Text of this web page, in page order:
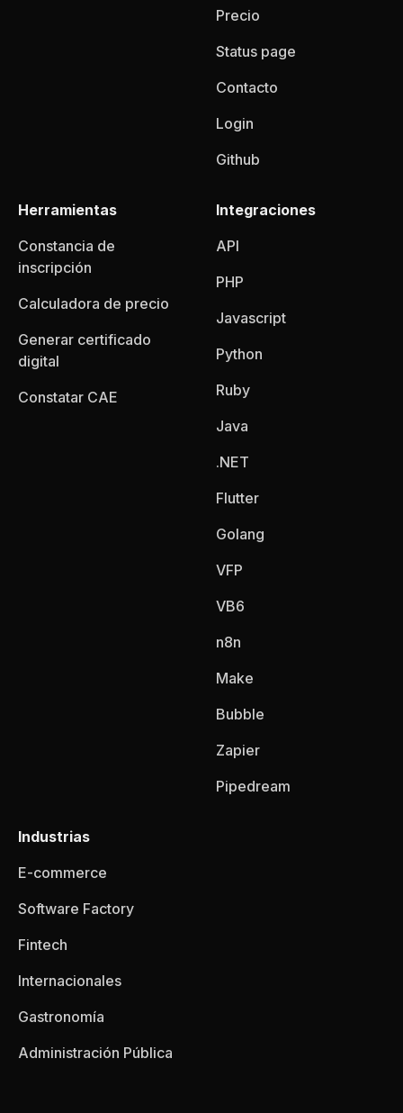
Precio
Status page
Contacto
Login
Github
Herramientas
Constancia de
inscripción
Calculadora de precio
Generar certificado
digital
Constatar CAE
Integraciones
API
PHP
Javascript
Python
Ruby
Java
.NET
Flutter
Golang
VFP
VB6
n8n
Make
Bubble
Zapier
Pipedream
Industrias
E-commerce
Software Factory
Fintech
Internacionales
Gastronomía
Administración Pública